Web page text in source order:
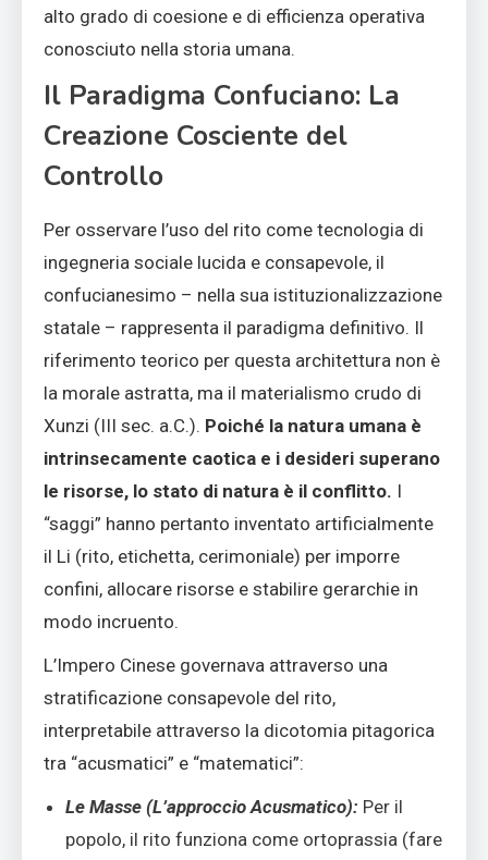
alto grado di coesione e di efficienza operativa
conosciuto nella storia umana.
Il Paradigma Confuciano: La
Creazione Cosciente del
Controllo
Per osservare l’uso del rito come tecnologia di
ingegneria sociale lucida e consapevole, il
confucianesimo – nella sua istituzionalizzazione
statale – rappresenta il paradigma definitivo. Il
riferimento teorico per questa architettura non è
la morale astratta, ma il materialismo crudo di
Xunzi (III sec. a.C.). Poiché la natura umana è
intrinsecamente caotica e i desideri superano
le risorse, lo stato di natura è il conflitto. I
“saggi” hanno pertanto inventato artificialmente
il Li (rito, etichetta, cerimoniale) per imporre
confini, allocare risorse e stabilire gerarchie in
modo incruento.
L’Impero Cinese governava attraverso una
stratificazione consapevole del rito,
interpretabile attraverso la dicotomia pitagorica
tra “acusmatici” e “matematici”:
Le Masse (L’approccio Acusmatico): Per il
popolo, il rito funziona come ortoprassia (fare